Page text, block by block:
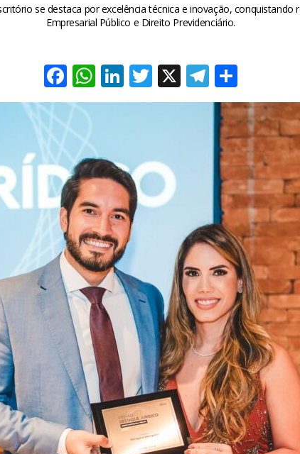
se destaca por excelência técnica e inovação,
Empresarial Público e Direito Previdenciário.
Facebook
WhatsApp
LinkedIn
Twitter
X